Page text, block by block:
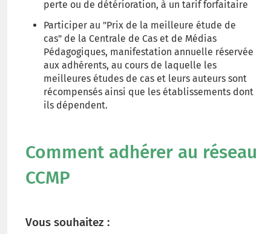
perte ou de détérioration, à un tarif forfaitaire
Participer au "Prix de la meilleure étude de
cas" de la Centrale de Cas et de Médias
Pédagogiques, manifestation annuelle réservée
aux adhérents, au cours de laquelle les
meilleures études de cas et leurs auteurs sont
récompensés ainsi que les établissements dont
ils dépendent.
Comment adhérer au réseau
CCMP
Vous souhaitez :